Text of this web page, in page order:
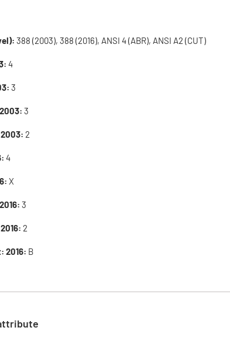
388 (2003), 388 (2016), ANSI 4 (ABR), ANSI A2 (CUT)
4
3
3
2
4
X
3
2
2016: B